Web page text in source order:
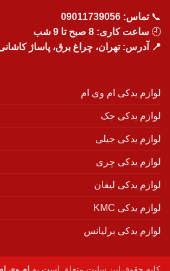
📞تماس: 09011739056
🕘 ساعت کاری: 8 صبح تا 9 شب
📍 آدرس: تهران، چراغ برق، پاساژ
لوازم یدکی ام وی ام
لوازم یدکی جک
لوازم یدکی جیلی
لوازم یدکی چری
لوازم یدکی لیفان
لوازم یدکی KMC
لوازم یدکی برلیانس